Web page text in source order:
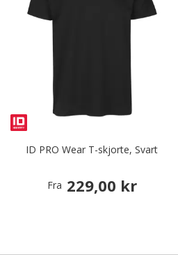
ID PRO Wear T-skjorte, Svart
Fra 229,00 kr